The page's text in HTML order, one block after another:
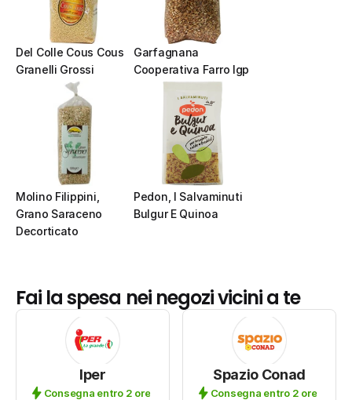
Del Colle Cous Cous
Granelli Grossi
Garfagnana
Cooperativa Farro Igp
Molino Filippini,
Grano Saraceno
Decorticato
Pedon, I Salvaminuti
Bulgur E Quinoa
Fai la spesa nei negozi vicini a te
Iper
Consegna entro 2 ore
Spazio Conad
Consegna entro 2 ore